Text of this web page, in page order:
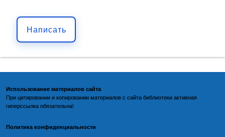
Написать
Использование материалов сайта
При цитировании и копировании материалов с сайта библиотеки активная
гиперссылка обязательна!
Политика конфиденциальности